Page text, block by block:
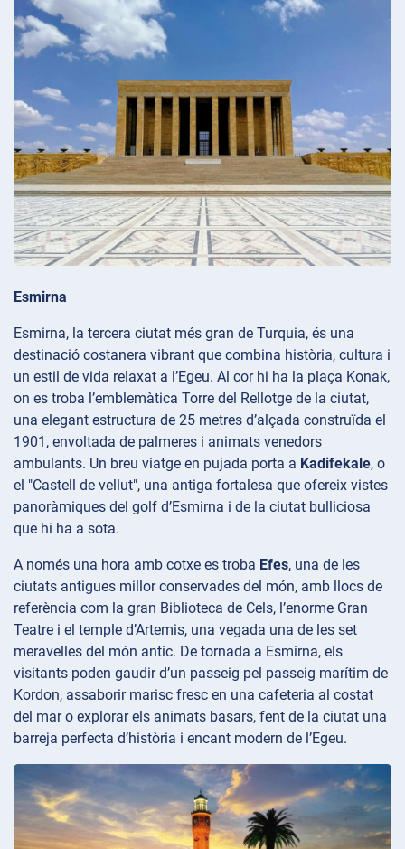
Esmirna
Esmirna, la tercera ciutat més gran de Turquia, és una
destinació costanera vibrant que combina història, cultura i
un estil de vida relaxat a l’Egeu. Al cor hi ha la plaça Konak,
on es troba l’emblemàtica Torre del Rellotge de la ciutat,
una elegant estructura de 25 metres d’alçada construïda el
1901, envoltada de palmeres i animats venedors
ambulants. Un breu viatge en pujada porta a Kadifekale, o
el "Castell de vellut", una antiga fortalesa que ofereix vistes
panoràmiques del golf d’Esmirna i de la ciutat bulliciosa
que hi ha a sota.
A només una hora amb cotxe es troba Efes, una de les
ciutats antigues millor conservades del món, amb llocs de
referència com la gran Biblioteca de Cels, l’enorme Gran
Teatre i el temple d’Artemis, una vegada una de les set
meravelles del món antic. De tornada a Esmirna, els
visitants poden gaudir d’un passeig pel passeig marítim de
Kordon, assaborir marisc fresc en una cafeteria al costat
del mar o explorar els animats basars, fent de la ciutat una
barreja perfecta d’història i encant modern de l’Egeu.